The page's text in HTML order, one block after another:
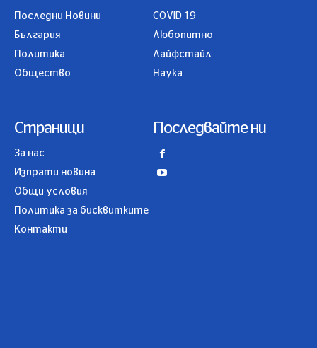
Последни Новини
България
Политика
Общество
COVID 19
Любопитно
Лайфстайл
Наука
Страници
За нас
Изпрати новина
Общи условия
Политика за бисквитките
Контакти
Последвайте ни